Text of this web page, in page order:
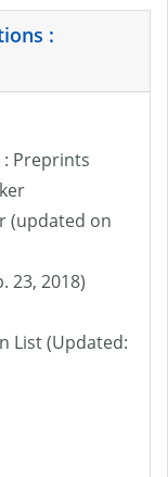
:
Preprints
(updated on
23, 2018)
List (Updated: